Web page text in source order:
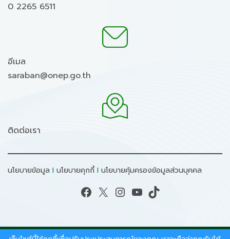
0 2265 6511
อีเมล
saraban@onep.go.th
ติดต่อเรา
นโยบายข้อมูล I นโยบายคุกกี้ I นโยบายคุ้มครองข้อมูลส่วนบุคคล
Facebook X Instagram YouTube TikTok